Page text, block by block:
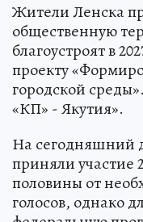
Жители Ленска
общественную
благоустроят в
проекту
городской
«КП» - Якутия».
На сегодняшний
приняли участие
половины от
голосов, однако